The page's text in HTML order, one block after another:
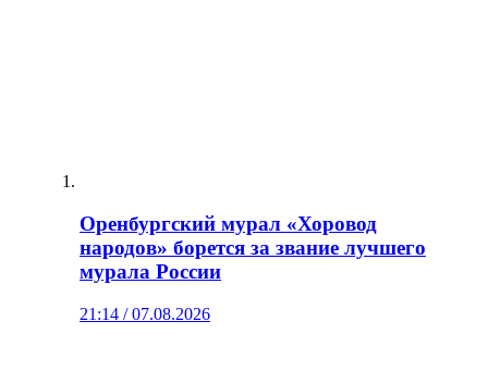
Оренбургский мурал «Хоровод
народов» борется за звание лучшего
мурала России
21:14 / 07.08.2026